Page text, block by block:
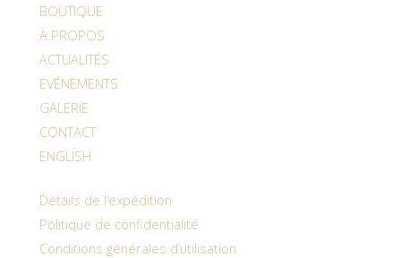
BOUTIQUE
À PROPOS
ACTUALITÉS
EVÉNEMENTS
GALERIE
CONTACT
ENGLISH
Détails de l’expédition
Politique de confidentialité
Conditions générales d’utilisation